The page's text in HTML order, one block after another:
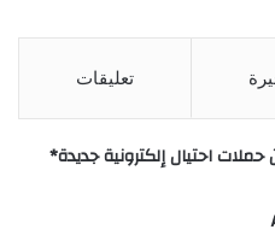
تعليقات
احتيال إلكترونية جديدة*